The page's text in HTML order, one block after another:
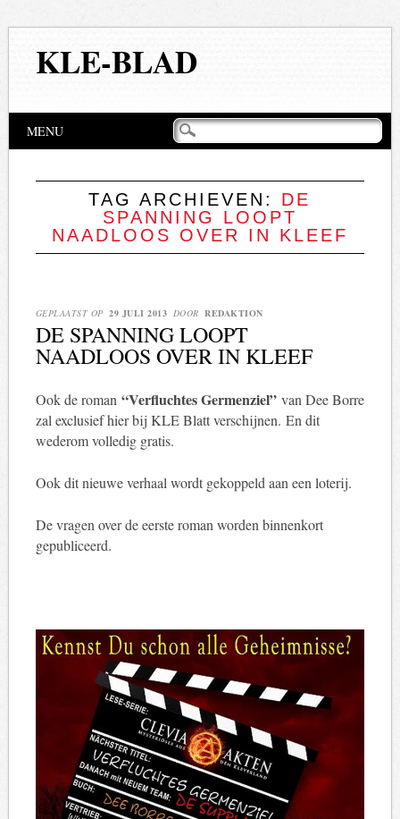
KLE-BLAD
Hoofdmenu
springen
MENU
TAG ARCHIEVEN: DE
SPANNING LOOPT
NAADLOOS OVER IN KLEEF
GEPLAATST OP 29 JULI 2013 DOOR REDAKTION
DE SPANNING LOOPT
NAADLOOS OVER IN KLEEF
Ook de roman “Verfluchtes Germenziel”van Dee Borre
zal exclusief hier bij KLE Blatt verschijnen. En dit
wederom volledig gratis.
Ook dit nieuwe verhaal wordt gekoppeld aan een loterij.
De vragen over de eerste roman worden binnenkort
gepubliceerd.